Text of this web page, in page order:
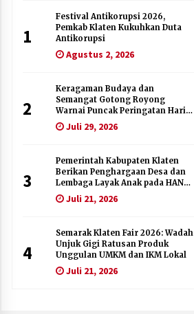
1
Festival Antikorupsi 2026,
Pemkab Klaten Kukuhkan Duta
Antikorupsi
Agustus 2, 2026
2
Keragaman Budaya dan
Semangat Gotong Royong
Warnai Puncak Peringatan Hari
Jadi Klaten ke-222
Juli 29, 2026
3
Pemerintah Kabupaten Klaten
Berikan Penghargaan Desa dan
Lembaga Layak Anak pada HAN
2026Juli 21, 2026
4
Semarak Klaten Fair 2026: Wadah
Unjuk Gigi Ratusan Produk
Unggulan UMKM dan IKM Lokal
Juli 21, 2026